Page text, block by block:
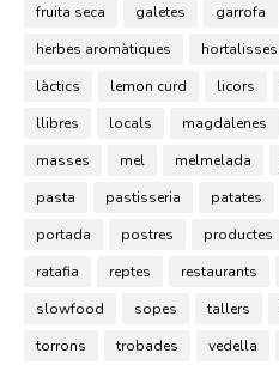
fruita seca
galetes garrofa
herbes aromàtiques
hortalisses
làctics
lemon curd licors
llibres
locals magdalenes
masses
mel melmelada
pasta
pastisseria patates
portada
postres productes
ratafia
reptes restaurants
slowfood
sopes tallers
torrons
trobades vedella